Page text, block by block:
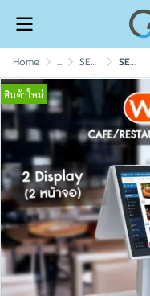
Home ... SET POS ระบบ Windows สำหรับร้านอาหาร / ไม่ครัว SET POS รุ่น W4Plus ระบบ WINDOWS สำหรับ Cafe&Restaurant by Easyprint
สินค้าใหม่